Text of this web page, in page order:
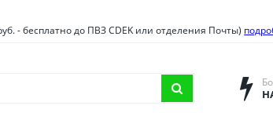
Саратовская
- бесплатно до ПВЗ CDEK или отделения Почты)